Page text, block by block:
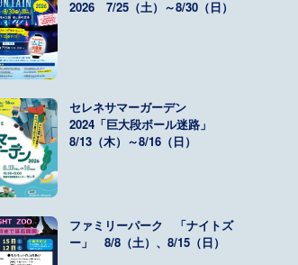
2026 7/25（土）～8/30（日）
セレネサマーガーデン
2024「巨大段ボール迷路」
8/13（木）～8/16（日）
ファミリーパーク 「ナイトズ
ー」 8/8（土）、8/15（日）